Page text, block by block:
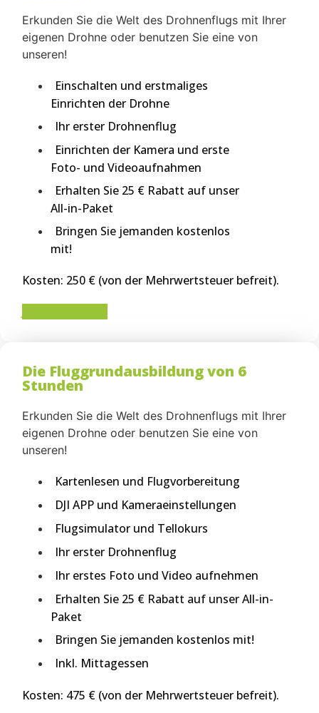
Erkunden Sie die Welt des Drohnenflugs mit Ihrer
eigenen Drohne oder benutzen Sie eine von
unseren!
Einschalten und erstmaliges
Einrichten der Drohne
Ihr erster Drohnenflug
Einrichten der Kamera und erste
Foto- und Videoaufnahmen
Erhalten Sie 25 € Rabatt auf unser
All-in-Paket
Bringen Sie jemanden kostenlos
mit!
Kosten: 250 € (von der Mehrwertsteuer befreit).
Die Fluggrundausbildung von 6
Stunden
Erkunden Sie die Welt des Drohnenflugs mit Ihrer
eigenen Drohne oder benutzen Sie eine von
unseren!
Kartenlesen und Flugvorbereitung
DJI APP und Kameraeinstellungen
Flugsimulator und Tellokurs
Ihr erster Drohnenflug
Ihr erstes Foto und Video aufnehmen
Erhalten Sie 25 € Rabatt auf unser All-in-
Paket
Bringen Sie jemanden kostenlos mit!
Inkl. Mittagessen
Kosten: 475 € (von der Mehrwertsteuer befreit).